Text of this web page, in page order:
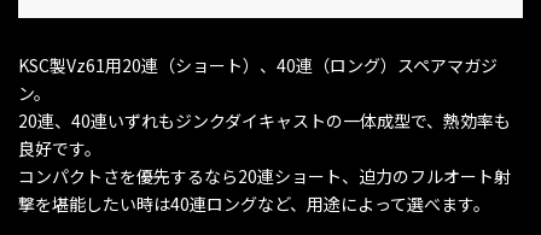
KSC製Vz61用20連（ショート）、40連（ロング）スペアマガジ
ン。
20連、40連いずれもジンクダイキャストの一体成型で、熱効率も
良好です。
コンパクトさを優先するなら20連ショート、迫力のフルオート射
撃を堪能したい時は40連ロングなど、用途によって選べます。